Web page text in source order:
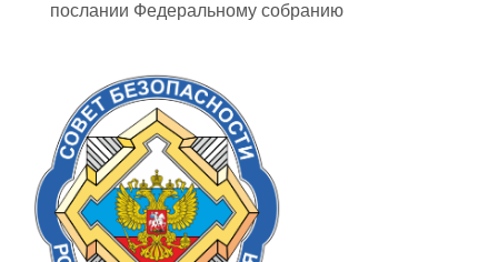
послании Федеральному собранию